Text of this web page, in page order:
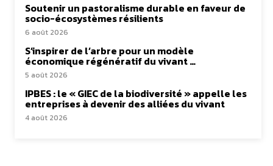
Soutenir un pastoralisme durable en faveur de
socio-écosystèmes résilients
6 août 2026
S’inspirer de l’arbre pour un modèle
économique régénératif du vivant …
5 août 2026
IPBES : le « GIEC de la biodiversité » appelle les
entreprises à devenir des alliées du vivant
4 août 2026